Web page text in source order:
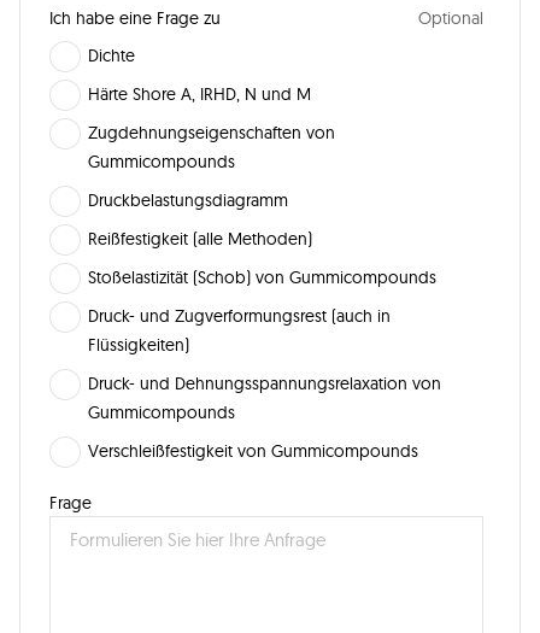
Ich habe eine Frage zu
Dichte
Härte Shore A, IRHD, N und M
Zugdehnungseigenschaften von
Gummicompounds
Druckbelastungsdiagramm
Reißfestigkeit (alle Methoden)
Stoßelastizität (Schob) von Gummicompounds
Druck- und Zugverformungsrest (auch in
Flüssigkeiten)
Druck- und Dehnungsspannungsrelaxation von
Gummicompounds
Verschleißfestigkeit von Gummicompounds
Frage